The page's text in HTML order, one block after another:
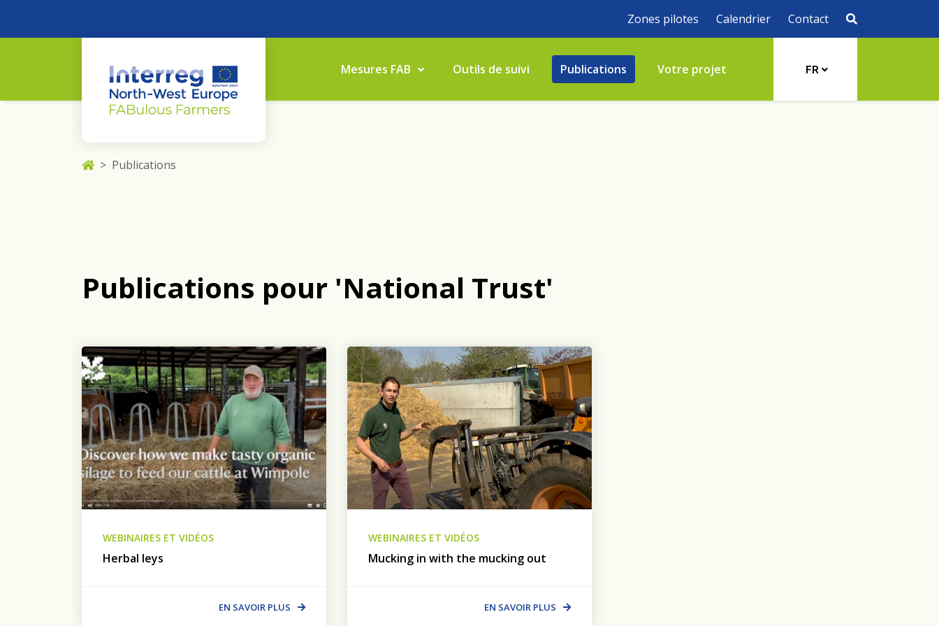
Zones pilotes Calendrier Contact
Mesures FAB Outils de suivi Publications Votre projet FR
Publications
Publications pour 'National Trust'
WEBINAIRES ET VIDÉOS
Herbal leys
EN SAVOIR PLUS
WEBINAIRES ET VIDÉOS
Mucking in with the mucking out
EN SAVOIR PLUS